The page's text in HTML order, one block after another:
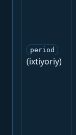
period
(ixtiyoriy)